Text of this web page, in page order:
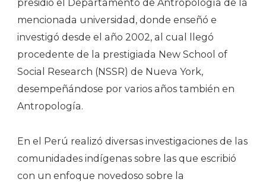
presidió el Departamento de Antropología de la
mencionada universidad, donde enseñó e
investigó desde el año 2002, al cual llegó
procedente de la prestigiada New School of
Social Research (NSSR) de Nueva York,
desempeñándose por varios años también en
Antropología.
En el Perú realizó diversas investigaciones de las
comunidades indígenas sobre las que escribió
con un enfoque novedoso sobre la